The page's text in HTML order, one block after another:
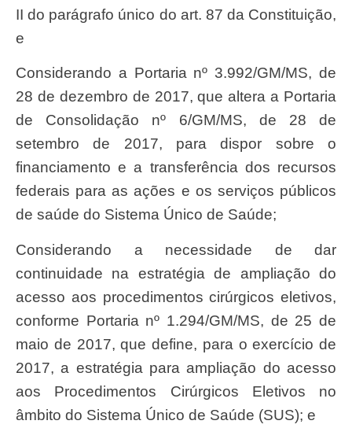
II do parágrafo único do art. 87 da Constituição,
e
Considerando a Portaria nº 3.992/GM/MS, de
28 de dezembro de 2017, que altera a Portaria
de Consolidação nº 6/GM/MS, de 28 de
setembro de 2017, para dispor sobre o
financiamento e a transferência dos recursos
federais para as ações e os serviços públicos
de saúde do Sistema Único de Saúde;
Considerando a necessidade de dar
continuidade na estratégia de ampliação do
acesso aos procedimentos cirúrgicos eletivos,
conforme Portaria nº 1.294/GM/MS, de 25 de
maio de 2017, que define, para o exercício de
2017, a estratégia para ampliação do acesso
aos Procedimentos Cirúrgicos Eletivos no
âmbito do Sistema Único de Saúde (SUS); e